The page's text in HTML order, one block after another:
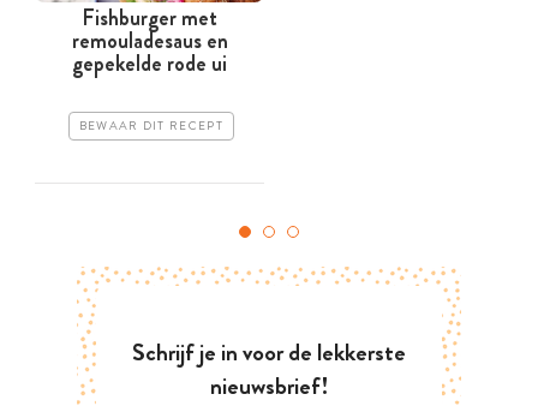
Fishburger met
remouladesaus en
gepekelde rode ui
BEWAAR DIT RECEPT
Schrijf je in voor de lekkerste
nieuwsbrief!